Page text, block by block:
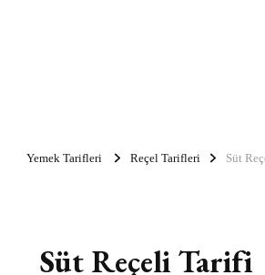
Yemek Tarifleri Reçel Tarifleri Süt
Süt Reçeli Tarifi